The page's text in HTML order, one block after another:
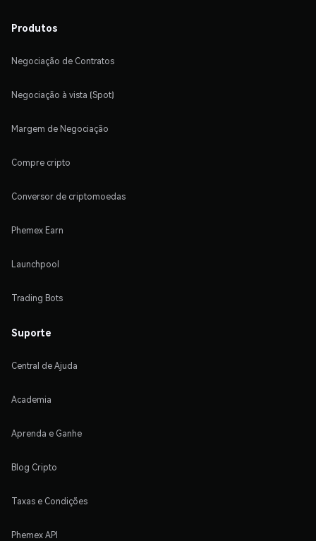
Produtos
Negociação de Contratos
Negociação à vista (Spot)
Margem de Negociação
Compre cripto
Conversor de criptomoedas
Phemex Earn
Launchpool
Trading Bots
Suporte
Central de Ajuda
Academia
Aprenda e Ganhe
Blog Cripto
Taxas e Condições
Phemex API